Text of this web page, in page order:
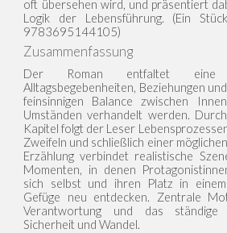
oft übersehen wird, und präsentiert
Logik der Lebensführung. (Ein
9783695144105)
Zusammenfassung
Der Roman entfaltet eine
Alltagsbegebenheiten, Beziehungen
feinsinnigen Balance zwischen
Umständen verhandelt werden.
Kapitel folgt der Leser
Zweifeln und schließlich einer
Erzählung verbindet realistische
Momenten, in denen
sich selbst und ihren Platz in einem
Gefüge neu entdecken. Zentrale
Verantwortung und das ständige
Sicherheit und Wandel.